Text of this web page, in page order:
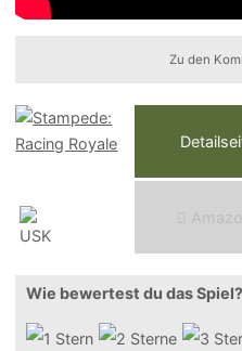
Zu den
Ama o
Wie bewertest du das Spiel?